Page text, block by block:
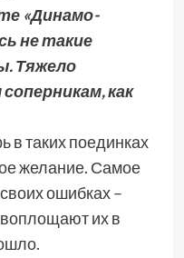
«Динамо-
не такие
Тяжело
как
в таких поединках
желание. Самое
ошибках –
их в